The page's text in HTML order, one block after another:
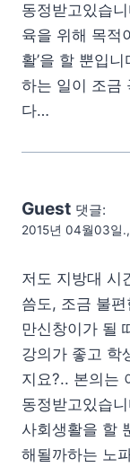
동정받고있습
육을 위해 목적
활’을 할 뿐입
하는 일이 조금
다…
Guest 댓글:
2015년 04월03일
저도 지방대 시
씀도, 조금 불
만신창이가 될
강의가 좋고 학
지요?.. 본의는
동정받고있습
사회생활을 할
해될까하는 노